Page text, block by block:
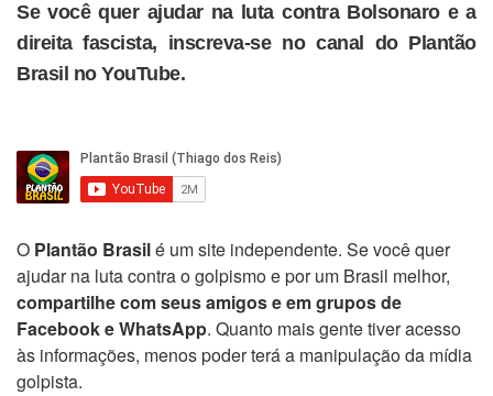
Se você quer ajudar na luta contra Bolsonaro e a
direita fascista, inscreva-se no canal do Plantão
Brasil no YouTube.
O Plantão Brasilé um site independente. Se você quer
ajudar na luta contra o golpismo e por um Brasil melhor,
compartilhe com seus amigos e em grupos de
Facebook e WhatsApp. Quanto mais gente tiver acesso
às informações, menos poder terá a manipulação da mídia
golpista.